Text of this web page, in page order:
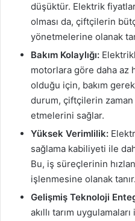
düşüktür. Elektrik
olması da, çiftçilerin
yönetmelerine olanak
Bakım Kolaylığı:
motorlara göre daha az
olduğu için, bakım
durum, çiftçilerin zaman
etmelerini sağlar.
Yüksek Verimlilik:
sağlama kabiliyeti ile
Bu, iş süreçlerinin
işlenmesine olanak tanır.
Gelişmiş Teknoloji
akıllı tarım